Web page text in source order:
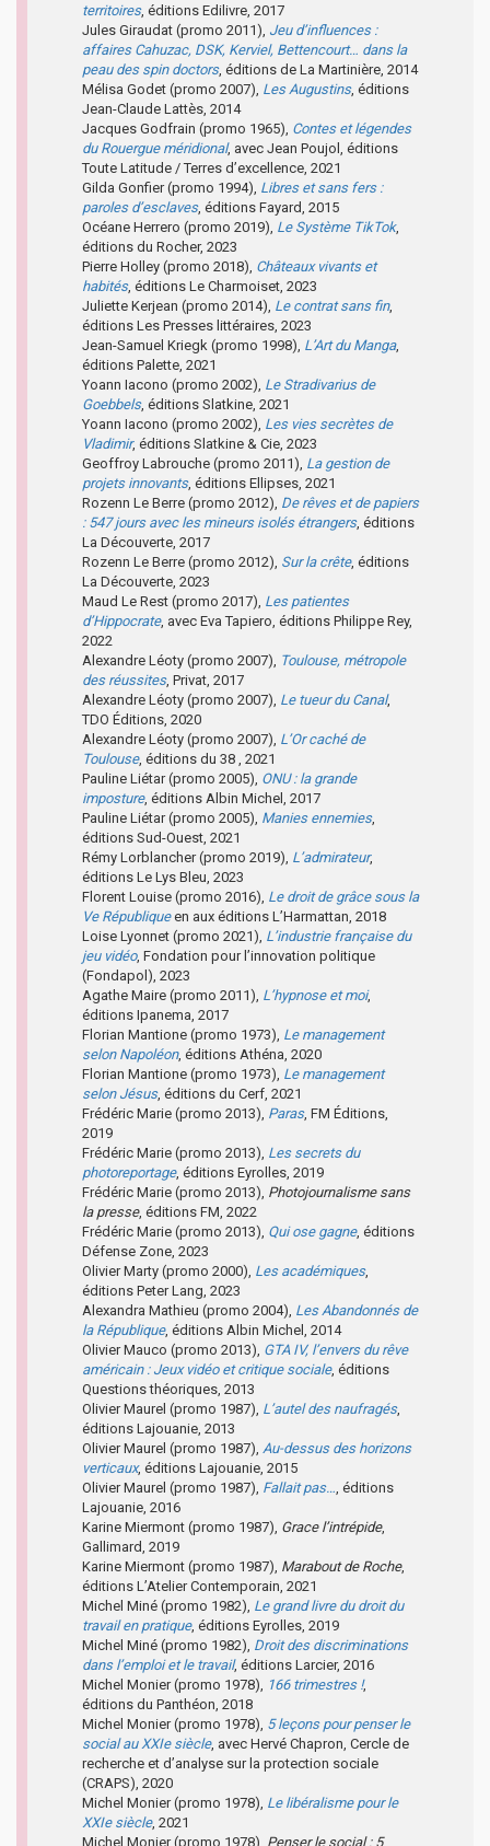
territoires, éditions Edilivre, 2017
Jules Giraudat (promo 2011), Jeu d’influences :
affaires Cahuzac, DSK, Kerviel, Bettencourt… dans la
peau des spin doctors, éditions de La Martinière, 2014
Mélisa Godet (promo 2007), Les Augustins, éditions
Jean-Claude Lattès, 2014
Jacques Godfrain (promo 1965), Contes et légendes
du Rouergue méridional, avec Jean Poujol, éditions
Toute Latitude / Terres d’excellence, 2021
Gilda Gonfier (promo 1994), Libres et sans fers :
paroles d’esclaves, éditions Fayard, 2015
Océane Herrero (promo 2019), Le Système TikTok,
éditions du Rocher, 2023
Pierre Holley (promo 2018), Châteaux vivants et
habités, éditions Le Charmoiset, 2023
Juliette Kerjean (promo 2014), Le contrat sans fin,
éditions Les Presses littéraires, 2023
Jean-Samuel Kriegk (promo 1998), L’Art du Manga,
éditions Palette, 2021
Yoann Iacono (promo 2002), Le Stradivarius de
Goebbels, éditions Slatkine, 2021
Yoann Iacono (promo 2002), Les vies secrètes de
Vladimir, éditions Slatkine & Cie, 2023
Geoffroy Labrouche (promo 2011), La gestion de
projets innovants, éditions Ellipses, 2021
Rozenn Le Berre (promo 2012), De rêves et de papiers
: 547 jours avec les mineurs isolés étrangers, éditions
La Découverte, 2017
Rozenn Le Berre (promo 2012), Sur la crête, éditions
La Découverte, 2023
Maud Le Rest (promo 2017), Les patientes
d’Hippocrate, avec Eva Tapiero, éditions Philippe Rey,
2022
Alexandre Léoty (promo 2007), Toulouse, métropole
des réussites, Privat, 2017
Alexandre Léoty (promo 2007), Le tueur du Canal,
TDO Éditions, 2020
Alexandre Léoty (promo 2007), L’Or caché de
Toulouse, éditions du 38 , 2021
Pauline Liétar (promo 2005), ONU : la grande
imposture, éditions Albin Michel, 2017
Pauline Liétar (promo 2005), Manies ennemies,
éditions Sud-Ouest, 2021
Rémy Lorblancher (promo 2019), L’admirateur,
éditions Le Lys Bleu, 2023
Florent Louise (promo 2016), Le droit de grâce sous la
Ve Républiqueen aux éditions L’Harmattan, 2018
Loise Lyonnet (promo 2021), L’industrie française du
jeu vidéo, Fondation pour l’innovation politique
(Fondapol), 2023
Agathe Maire (promo 2011), L’hypnose et moi,
éditions Ipanema, 2017
Florian Mantione (promo 1973), Le management
selon Napoléon, éditions Athéna, 2020
Florian Mantione (promo 1973), Le management
selon Jésus, éditions du Cerf, 2021
Frédéric Marie (promo 2013), Paras, FM Éditions,
2019
Frédéric Marie (promo 2013), Les secrets du
photoreportage, éditions Eyrolles, 2019
Frédéric Marie (promo 2013), Photojournalisme sans
la presse, éditions FM, 2022
Frédéric Marie (promo 2013), Qui ose gagne, éditions
Défense Zone, 2023
Olivier Marty (promo 2000), Les académiques,
éditions Peter Lang, 2023
Alexandra Mathieu (promo 2004), Les Abandonnés de
la République, éditions Albin Michel, 2014
Olivier Mauco (promo 2013), GTA IV, l’envers du rêve
américain : Jeux vidéo et critique sociale, éditions
Questions théoriques, 2013
Olivier Maurel (promo 1987), L’autel des naufragés,
éditions Lajouanie, 2013
Olivier Maurel (promo 1987), Au-dessus des horizons
verticaux, éditions Lajouanie, 2015
Olivier Maurel (promo 1987), Fallait pas… , éditions
Lajouanie, 2016
Karine Miermont (promo 1987), Grace l’intrépide,
Gallimard, 2019
Karine Miermont (promo 1987), Marabout de Roche,
éditions L’Atelier Contemporain, 2021
Michel Miné (promo 1982), Le grand livre du droit du
travail en pratique, éditions Eyrolles, 2019
Michel Miné (promo 1982), Droit des discriminations
dans l’emploi et le travail, éditions Larcier, 2016
Michel Monier (promo 1978),
166 trimestres !,
éditions du Panthéon, 2018
Michel Monier (promo 1978), 5 leçons pour penser le
social au XXIe siècle, avec Hervé Chapron, Cercle de
recherche et d’analyse sur la protection sociale
(CRAPS), 2020
Michel Monier (promo 1978), Le libéralisme pour le
XXIe siècle, 2021
Michel Monier (promo 1978), Penser le social : 5